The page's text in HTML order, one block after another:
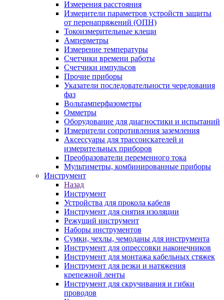
Измерения расстояния
Измерители параметров устройств защиты
от перенапряжений (ОПН)
Токоизмерительные клещи
Амперметры
Измерение температуры
Счетчики времени работы
Счетчики импульсов
Прочие приборы
Указатели последовательности чередования
фаз
Вольтамперфазометры
Омметры
Оборудование для диагностики и испытаний
Измерители сопротивления заземления
Аксессуары для трассоискателей и
измерительных приборов
Преобразователи переменного тока
Мультиметры, комбинированные приборы
Инструмент
Назад
Инструмент
Устройства для прокола кабеля
Инструмент для снятия изоляции
Режущий инструмент
Наборы инструментов
Сумки, чехлы, чемоданы для инструмента
Инструмент для опрессовки наконечников
Инструмент для монтажа кабельных стяжек
Инструмент для резки и натяжения
крепежной ленты
Инструмент для скручивания и гибки
проводов